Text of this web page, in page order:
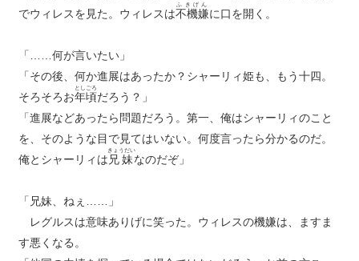
でウィレスを見た。ウィレスは不機嫌
ふきげん
に口を開く。
「……何が言いたい」
「その後、何か進展はあったか？シャーリィ姫も、もう十四。
そろそろお年頃
としごろ
だろう？」
「進展などあったら問題だろう。第一、俺はシャーリィのこと
を、そのような目で見てはいない。何度言ったら分かるのだ。
俺とシャーリィは 兄妹
きょうだい
なのだぞ」
「兄妹、ねぇ……」
レグルスは意味ありげに笑った。ウィレスの機嫌は、ますま
す悪くなる。